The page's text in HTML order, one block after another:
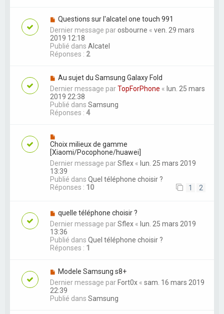
Questions sur l'alcatel one touch 991
Dernier message par osbourne « ven. 29 mars
2019 12:18
Publié dans Alcatel
Réponses : 2
Au sujet du Samsung Galaxy Fold
Dernier message parTopForPhone « lun. 25 mars
2019 22:38
Publié dans Samsung
Réponses : 4
Choix milieux de gamme
[Xiaomi/Pocophone/huawei]
Dernier message parSflex « lun. 25 mars 2019
13:39
Publié dans Quel téléphone choisir ?
Réponses : 10 1 2
quelle téléphone choisir ?
Dernier message parSflex « lun. 25 mars 2019
13:36
Publié dans Quel téléphone choisir ?
Réponses : 1
Modele Samsung s8+
Dernier message par Fort0x « sam. 16 mars 2019
22:39
Publié dans Samsung